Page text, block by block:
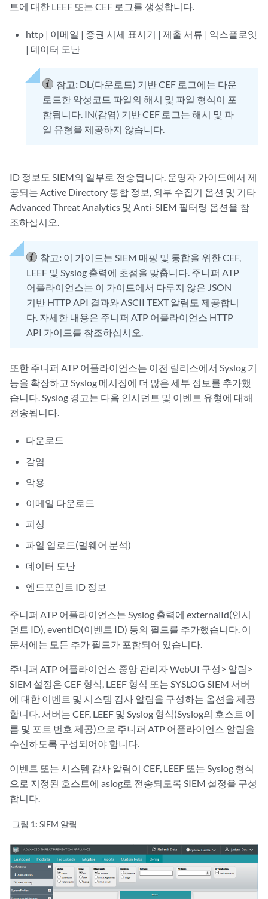
트에 대한 LEEF 또는 CEF 로그를 생성합니다.
http | 이메일 | 증권 시세 표시기 | 제출 서류 | 익스플로잇
| 데이터 도난
참고: DL(다운로드) 기반 CEF 로그에는 다운
로드한 악성코드 파일의 해시 및 파일 형식이 포
함됩니다. IN(감염) 기반 CEF 로그는 해시 및 파
일 유형을 제공하지 않습니다.
ID 정보도 SIEM의 일부로 전송됩니다. 운영자 가이드에서 제
공되는 Active Directory 통합 정보, 외부 수집기 옵션 및 기타
Advanced Threat Analytics 및 Anti-SIEM 필터링 옵션을 참
조하십시오.
참고: 이 가이드는 SIEM 매핑 및 통합을 위한 CEF,
LEEF 및 Syslog 출력에 초점을 맞춥니다. 주니퍼 ATP
어플라이언스는 이 가이드에서 다루지 않은 JSON
기반 HTTP API 결과와 ASCII TEXT 알림도 제공합니
다. 자세한 내용은 주니퍼 ATP 어플라이언스 HTTP
API 가이드를 참조하십시오.
또한 주니퍼 ATP 어플라이언스는 이전 릴리스에서 Syslog 기
능을 확장하고 Syslog 메시징에 더 많은 세부 정보를 추가했
습니다. Syslog 경고는 다음 인시던트 및 이벤트 유형에 대해
전송됩니다.
다운로드
감염
악용
이메일 다운로드
피싱
파일 업로드(멀웨어 분석)
데이터 도난
엔드포인트 ID 정보
주니퍼 ATP 어플라이언스는 Syslog 출력에 externalId(인시
던트 ID), eventID(이벤트 ID) 등의 필드를 추가했습니다. 이
문서에는 모든 추가 필드가 포함되어 있습니다.
주니퍼 ATP 어플라이언스 중앙 관리자 WebUI 구성> 알림>
SIEM 설정은 CEF 형식, LEEF 형식 또는 SYSLOG SIEM 서버
에 대한 이벤트 및 시스템 감사 알림을 구성하는 옵션을 제공
합니다. 서버는 CEF, LEEF 및 Syslog 형식(Syslog의 호스트 이
름 및 포트 번호 제공)으로 주니퍼 ATP 어플라이언스 알림을
수신하도록 구성되어야 합니다.
이벤트 또는 시스템 감사 알림이 CEF, LEEF 또는 Syslog 형식
으로 지정된 호스트에 aslog로 전송되도록 SIEM 설정을 구성
합니다.
그림 1: SIEM 알림